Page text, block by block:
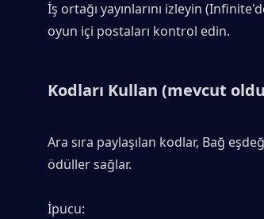
İş ortağı yayınlarını izleyin
oyun içi postaları kontrol edin.
Kodları Kullan (mevcut
Ara sıra paylaşılan kodlar, Bağ
ödüller sağlar.
İpucu: